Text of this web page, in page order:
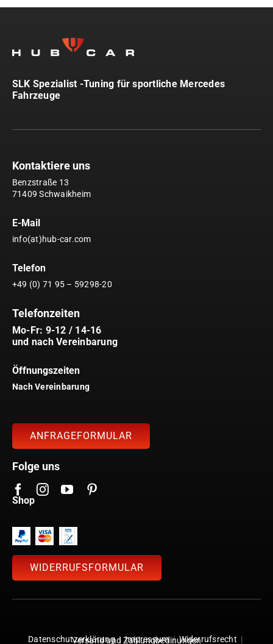
SLK Spezialist -Tuning für sportliche Mercedes
Fahrzeuge
Kontaktiere uns
Benzstraße 13
71409 Schwaikheim
E-Mail
info(at)hub-car.com
Telefon
+49 (0) 71 95 – 59298-20
Telefonzeiten
Mo-Fr: 9-12 / 14-16
und nach Vereinbarung
Öffnungszeiten
Nach Vereinbarung
ANFRAGEFORMULAR
Folge uns
Shop
WIDERRUFSFORMULAR
Datenschutzerklärung|Impressum|Widerrufsrecht |
Versand und Zahlungbedinungen